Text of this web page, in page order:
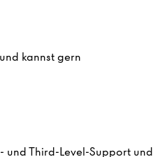
kannst gern
und Third-Level-Support und